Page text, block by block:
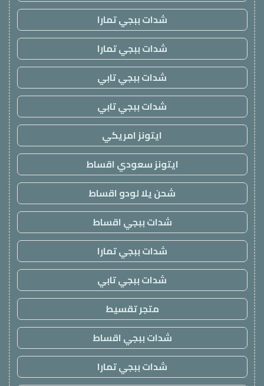
شدات ببجي تمارا
شدات ببجي تمارا
شدات ببجي تابي
شدات ببجي تابي
ايتونز امريكي
ايتونز سعودي اقساط
شحن يلا لودو اقساط
شدات ببجي اقساط
شدات ببجي تمارا
شدات ببجي تابي
متجر تقسيط
شدات ببجي اقساط
شدات ببجي تمارا